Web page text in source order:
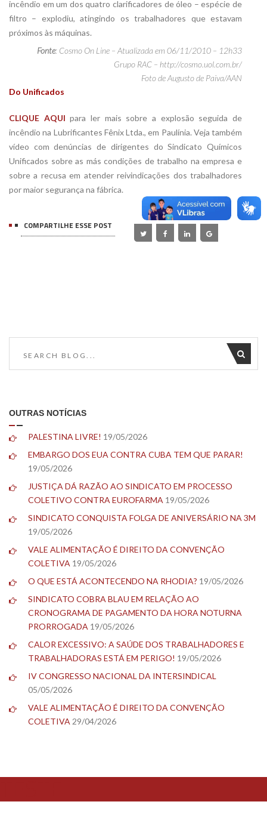
incêndio em um dos quatro clarificadores de óleo – espécie de
filtro – explodiu, atingindo os trabalhadores que estavam
próximos às máquinas.
Fonte: Cosmo On Line – Atualizada em 06/11/2010 – 12h33
Grupo RAC – http://cosmo.uol.com.br/
Foto de Augusto de Paiva/AAN
Do Unificados
CLIQUE AQUI para ler mais sobre a explosão seguida de
incêndio na Lubrificantes Fênix Ltda., em Paulínia. Veja também
vídeo com denúncias de dirigentes do Sindicato Químicos
Unificados sobre as más condições de trabalho na empresa e
sobre a recusa em atender reivindicações dos trabalhadores
por maior segurança na fábrica.
COMPARTILHE ESSE POST
OUTRAS NOTÍCIAS
PALESTINA LIVRE! 19/05/2026
EMBARGO DOS EUA CONTRA CUBA TEM QUE PARAR!
19/05/2026
JUSTIÇA DÁ RAZÃO AO SINDICATO EM PROCESSO
COLETIVO CONTRA EUROFARMA 19/05/2026
SINDICATO CONQUISTA FOLGA DE ANIVERSÁRIO NA 3M
19/05/2026
VALE ALIMENTAÇÃO É DIREITO DA CONVENÇÃO
COLETIVA 19/05/2026
O QUE ESTÁ ACONTECENDO NA RHODIA? 19/05/2026
SINDICATO COBRA BLAU EM RELAÇÃO AO
CRONOGRAMA DE PAGAMENTO DA HORA NOTURNA
PRORROGADA 19/05/2026
CALOR EXCESSIVO: A SAÚDE DOS TRABALHADORES E
TRABALHADORAS ESTÁ EM PERIGO! 19/05/2026
IV CONGRESSO NACIONAL DA INTERSINDICAL
05/05/2026
VALE ALIMENTAÇÃO É DIREITO DA CONVENÇÃO
COLETIVA 29/04/2026
TESTE